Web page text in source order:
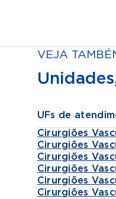
VEJA
UFs de
Cirurgiões
Cirurgiões
Cirurgiões
Cirurgiões
Cirurgiões
Cirurgiões